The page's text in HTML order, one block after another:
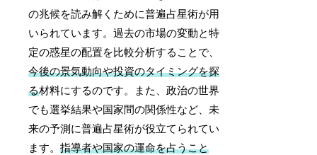
の兆候を読み解くために普遍占星術が用
いられています。過去の市場の変動と特
定の惑星の配置を比較分析することで、
今後の景気動向や投資のタイミングを探
る材料にするのです。また、政治の世界
でも選挙結果や国家間の関係性など、未
来の予測に普遍占星術が役立てられてい
ます。指導者や国家の運命を占うこと